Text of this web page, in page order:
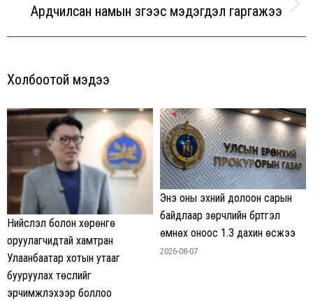
Next
Ардчилсан намын зүгээс мэдэгдэл гаргажээ
Холбоотой мэдээ
Нийслэл болон хөрөнгө
оруулагчидтай хамтран
Улаанбаатар хотын утааг
бууруулах төслийг
эрчимжүүлэхээр боллоо
Энэ оны эхний долоон сарын
байдлаар зөрчлийн бүртгэл
өмнөх оноос 1.3 дахин өсжээ
2026-08-07